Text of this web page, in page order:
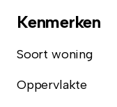
Kenmerken
Soort woning
Oppervlakte